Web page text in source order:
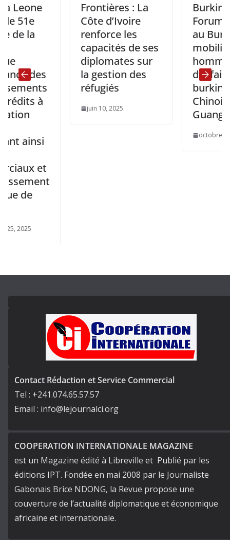
à
et
Frontières : La
Côte d’Ivoire
renforce les
capacités de ses
diplomates sur
la gestion des
réfugiés
juin 10, 2025
Burkina
Forum ”
au Burkina
mobilise des
hommes
d’affaires
burkinabés et
Chinois à
Guangzhou
octobre 29, 2025
Contact Rédaction et Service Commercial
Tel : +241.074.65.57.57
Email : info@lejournalci.org
COOPERATION INTERNATIONALE MAGAZINE
est un Magazine édité à Libreville et Publié par les
éditions IPT. Fondée en mai 2008 par le Journaliste
Gabonais Brice NDONG, la Revue propose une
couverture de l’actualité diplomatique et économique
africaine et internationale.